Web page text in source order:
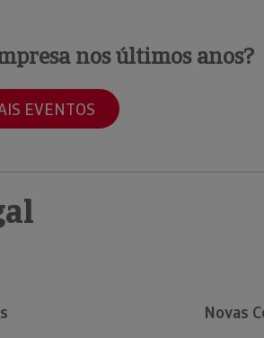
nos últimos anos?
EVENTOS
Novas